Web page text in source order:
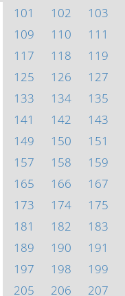
101
102 103
109
110 111
117
118 119
125
126 127
133
134 135
141
142 143
149
150 151
157
158 159
165
166 167
173
174 175
181
182 183
189
190 191
197
198 199
205
206 207